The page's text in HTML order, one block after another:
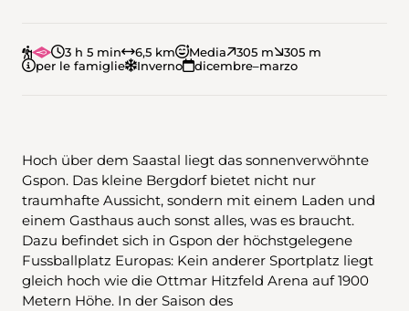
3 h 5 min 6,5 km Media 305 m
305 m
per le famiglie
Inverno dicembre–marzo
Hoch über dem Saastal liegt das sonnenverwöhnte
Gspon. Das kleine Bergdorf bietet nicht nur
traumhafte Aussicht, sondern mit einem Laden und
einem Gasthaus auch sonst alles, was es braucht.
Dazu befindet sich in Gspon der höchstgelegene
Fussballplatz Europas: Kein anderer Sportplatz liegt
gleich hoch wie die Ottmar Hitzfeld Arena auf 1900
Metern Höhe. In der Saison des